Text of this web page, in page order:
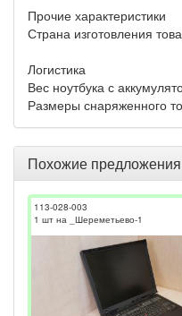
Прочие характеристики
Страна изготовления
Логистика
Вес ноутбука с
Размеры снаряженного
Похожие предложения
113-028-003
1 шт на _Шереметьево-1